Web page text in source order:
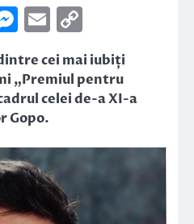
Messenger
Email
Link
cei mai iubiți
„Premiul pentru
celei de-a XI-a
Gopo.